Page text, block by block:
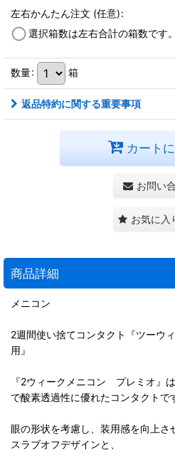
左右かんたん注文 (任意):
選択箱数は左右合計の箱数です。
数量: 箱
返品特約に関する重要事項
カート
お問い
お気に入
商品詳細
メニコン
2週間使い捨てコンタクト『ツーウ
用』
『2ウィークメニコン プレミオ』
で酸素透過性に優れたコンタクトで
眼の形状を考慮し、装用感を向上さ
スラブオフデザインと、